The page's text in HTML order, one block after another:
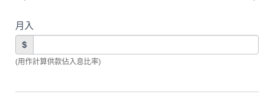
月入
$
(用作計算供款佔入息比率)